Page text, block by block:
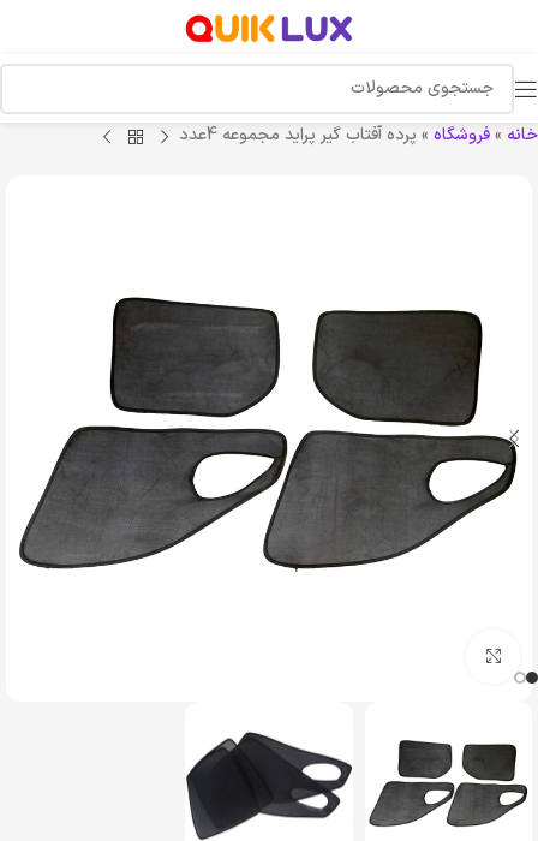
خانه »فروشگاه » پرده آفتاب گیر پراید مجموعه 4عدد